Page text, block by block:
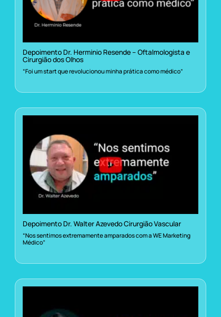
Depoimento Dr. Herminio Resende – Oftalmologista e
Cirurgião dos Olhos
“Foi um start que revolucionou minha prática como médico”
Depoimento Dr. Walter Azevedo Cirurgião Vascular
“Nos sentimos extremamente amparados com a WE Marketing
Médico”